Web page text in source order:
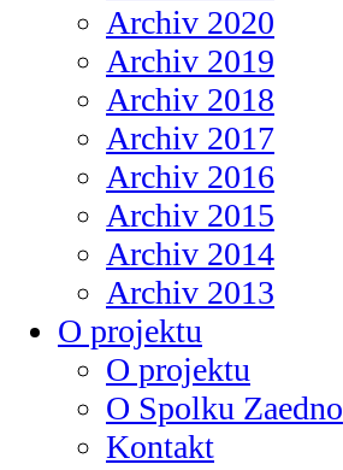
Archiv 2020
Archiv 2019
Archiv 2018
Archiv 2017
Archiv 2016
Archiv 2015
Archiv 2014
Archiv 2013
O projektu
O projektu
O Spolku Zaedno
Kontakt